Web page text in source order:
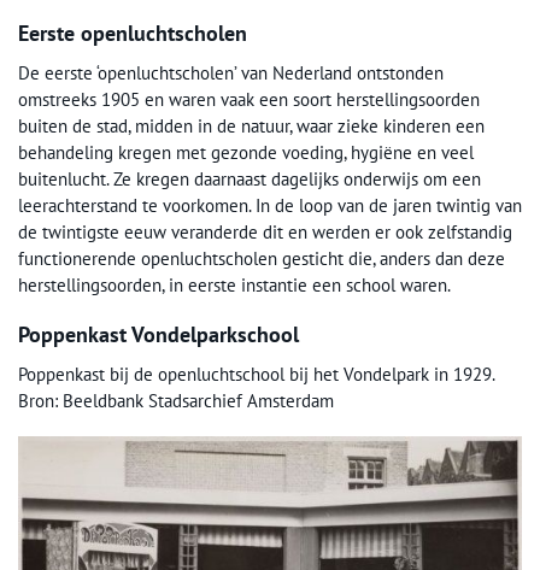
Eerste openluchtscholen
De eerste ‘openluchtscholen’ van Nederland ontstonden
omstreeks 1905 en waren vaak een soort herstellingsoorden
buiten de stad, midden in de natuur, waar zieke kinderen een
behandeling kregen met gezonde voeding, hygiëne en veel
buitenlucht. Ze kregen daarnaast dagelijks onderwijs om een
leerachterstand te voorkomen. In de loop van de jaren twintig van
de twintigste eeuw veranderde dit en werden er ook zelfstandig
functionerende openluchtscholen gesticht die, anders dan deze
herstellingsoorden, in eerste instantie een school waren.
Poppenkast Vondelparkschool
Poppenkast bij de openluchtschool bij het Vondelpark in 1929.
Bron: Beeldbank Stadsarchief Amsterdam